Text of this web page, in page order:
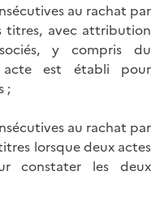
au rachat par
titres, avec attribution
y compris du
acte est établi pour
;
au rachat par
lorsque deux actes
constater les deux